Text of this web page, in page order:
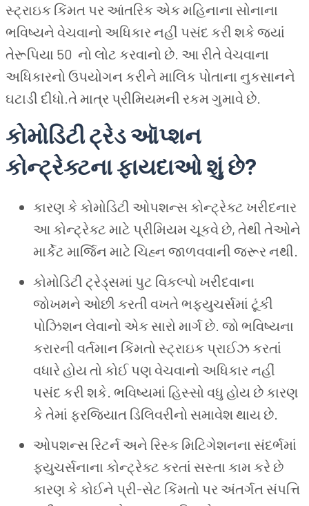
સ્ટ્રાઇક કિંમત પર આંતરિક એક મહિનાના સોનાના
ભવિષ્યને વેચવાનો અધિકાર નહીં પસંદ કરી શકે જ્યાં
તેરૂપિયા 50 નો લોટ કરવાનો છે. આ રીતે વેચવાના
અધિકારનો ઉપયોગન કરીને માલિક પોતાના નુકસાનને
ઘટાડી દીધો.તે માત્ર પ્રીમિયમની રકમ ગુમાવે છે.
કોમોડિટી ટ્રેડ ઑપ્શન
કોન્ટ્રેક્ટના ફાયદાઓ શું છે?
કારણ કે કોમોડિટી ઓપશન્સ કોન્ટ્રેક્ટ ખરીદનાર
આ કોન્ટ્રેક્ટ માટે પ્રીમિયમ ચૂકવે છે, તેથી તેઓને
માર્કેટ માર્જિન માટે ચિહ્ન જાળવવાની જરૂર નથી.
કોમોડિટી ટ્રેડ્સમાં પુટ વિકલ્પો ખરીદવાના
જોખમને ઓછી કરતી વખતે ભફ્યુચર્સમાં ટૂંકી
પોઝિશન લેવાનો એક સારો માર્ગ છે. જો ભવિષ્યના
કરારની વર્તમાન કિંમતો સ્ટ્રાઇક પ્રાઈઝ કરતાં
વધારે હોય તો કોઈ પણ વેચવાનો અધિકાર નહીં
પસંદ કરી શકે. ભવિષ્યમાં હિસ્સો વધુ હોય છે કારણ
કે તેમાં ફરજિયાત ડિલિવરીનો સમાવેશ થાય છે.
ઓપશન્સ રિટર્ન અને રિસ્ક મિટિગેશનના સંદર્ભમાં
ફ્યુચર્સનાના કોન્ટ્રેક્ટ કરતાં સસ્તા કામ કરે છે
કારણ કે કોઈને પ્રી-સેટ કિંમતો પર અંતર્ગત સંપત્તિ